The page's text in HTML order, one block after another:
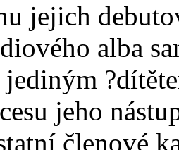
jejich
alba
jeho
členové